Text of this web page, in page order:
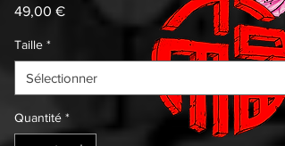
49,00 €Prix
Taille *
Sélectionner
Quantité *